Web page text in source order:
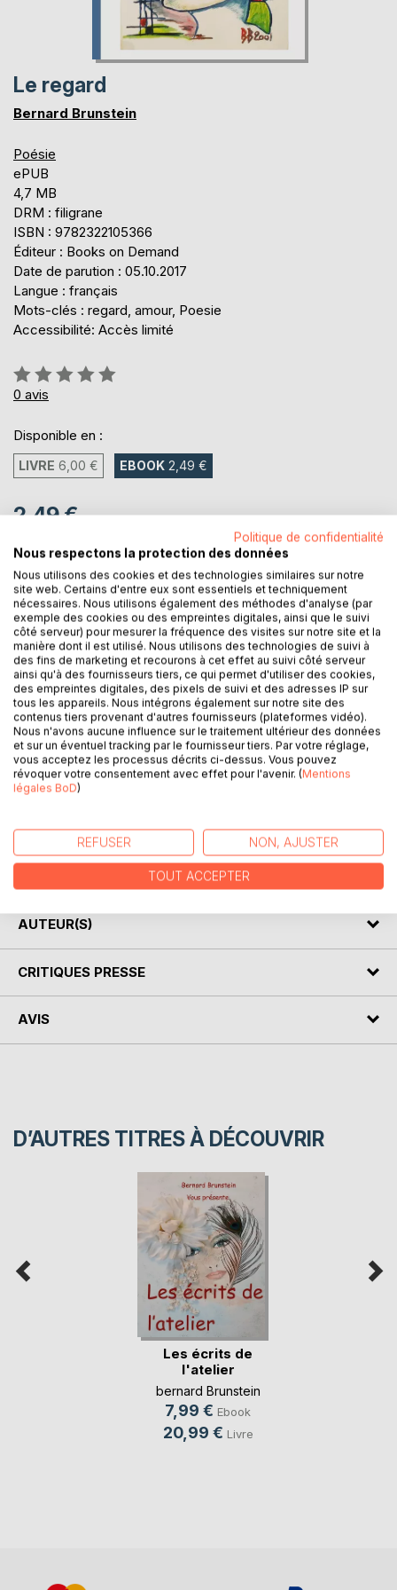
Le regard
Bernard Brunstein
Poésie
ePUB
4,7 MB
DRM : filigrane
ISBN : 9782322105366
Éditeur : Books on Demand
Date de parution : 05.10.2017
Langue : français
Mots-clés : regard, amour, Poesie
Accessibilité: Accès limité
Évaluation:
0%
0 avis
Disponible en :
LIVRE 6,00 € EBOOK 2,49 €
2,49 €
Téléchargement disponible dès maintenant
AJOUTER AU PANIER
Ajouter à ma liste d'envies
Laisser un avis
Il vous invite ici à vous plonger dans le regard de l'autre
AUTEUR(S)
CRITIQUES PRESSE
AVIS
D’AUTRES TITRES À DÉCOUVRIR
Les écrits de
l'atelier
bernard Brunstein
7,99 € Ebook
20,99 € Livre
Politique de confidentialité
Nous respectons la protection des données
Nous utilisons des cookies et des technologies similaires sur notre
site web. Certains d'entre eux sont essentiels et techniquement
nécessaires. Nous utilisons également des méthodes d'analyse (par
exemple des cookies ou des empreintes digitales, ainsi que le suivi
côté serveur) pour mesurer la fréquence des visites sur notre site et la
manière dont il est utilisé. Nous utilisons des technologies de suivi à
des fins de marketing et recourons à cet effet au suivi côté serveur
ainsi qu'à des fournisseurs tiers, ce qui permet d'utiliser des cookies,
des empreintes digitales, des pixels de suivi et des adresses IP sur
tous les appareils. Nous intégrons également sur notre site des
contenus tiers provenant d'autres fournisseurs (plateformes vidéo).
Nous n'avons aucune influence sur le traitement ultérieur des données
et sur un éventuel tracking par le fournisseur tiers. Par votre réglage,
vous acceptez les processus décrits ci-dessus. Vous pouvez
révoquer votre consentement avec effet pour l'avenir. (Mentions
légales BoD)
REFUSER NON, AJUSTER
TOUT ACCEPTER